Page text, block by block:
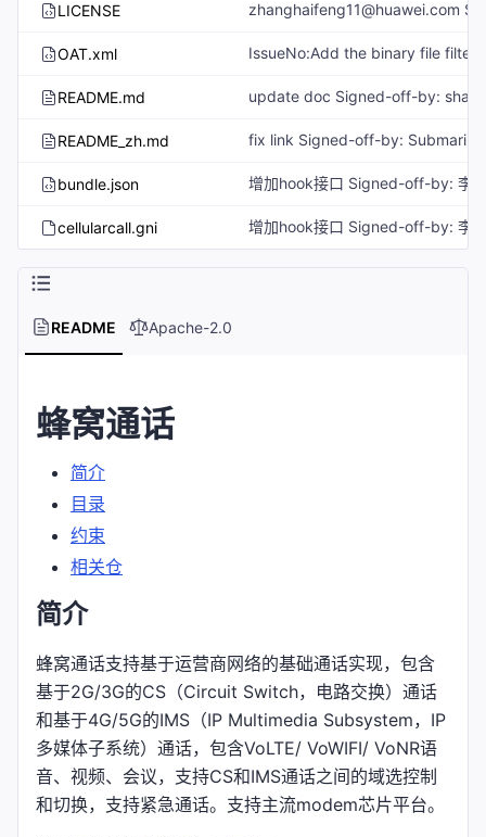
LICENSE
OAT.xml
README.md
README_zh.md
bundle.json
cellularcall.gni
README Apache-2.0
蜂窝通话
简介
目录
约束
相关仓
简介
蜂窝通话支持基于运营商网络的基础通话实现，包含
基于2G/3G的CS（Circuit Switch，电路交换）通话
和基于4G/5G的IMS（IP Multimedia Subsystem，IP
多媒体子系统）通话，包含VoLTE/ VoWIFI/ VoNR语
音、视频、会议，支持CS和IMS通话之间的域选控制
和切换，支持紧急通话。支持主流modem芯片平台。